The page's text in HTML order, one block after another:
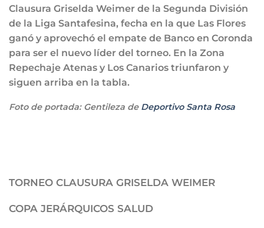
Clausura Griselda Weimer de la Segunda División
de la Liga Santafesina, fecha en la que Las Flores
ganó y aprovechó el empate de Banco en Coronda
para ser el nuevo líder del torneo. En la Zona
Repechaje Atenas y Los Canarios triunfaron y
siguen arriba en la tabla.
Foto de portada: Gentileza de Deportivo Santa Rosa
TORNEO CLAUSURA GRISELDA WEIMER
COPA JERÁRQUICOS SALUD